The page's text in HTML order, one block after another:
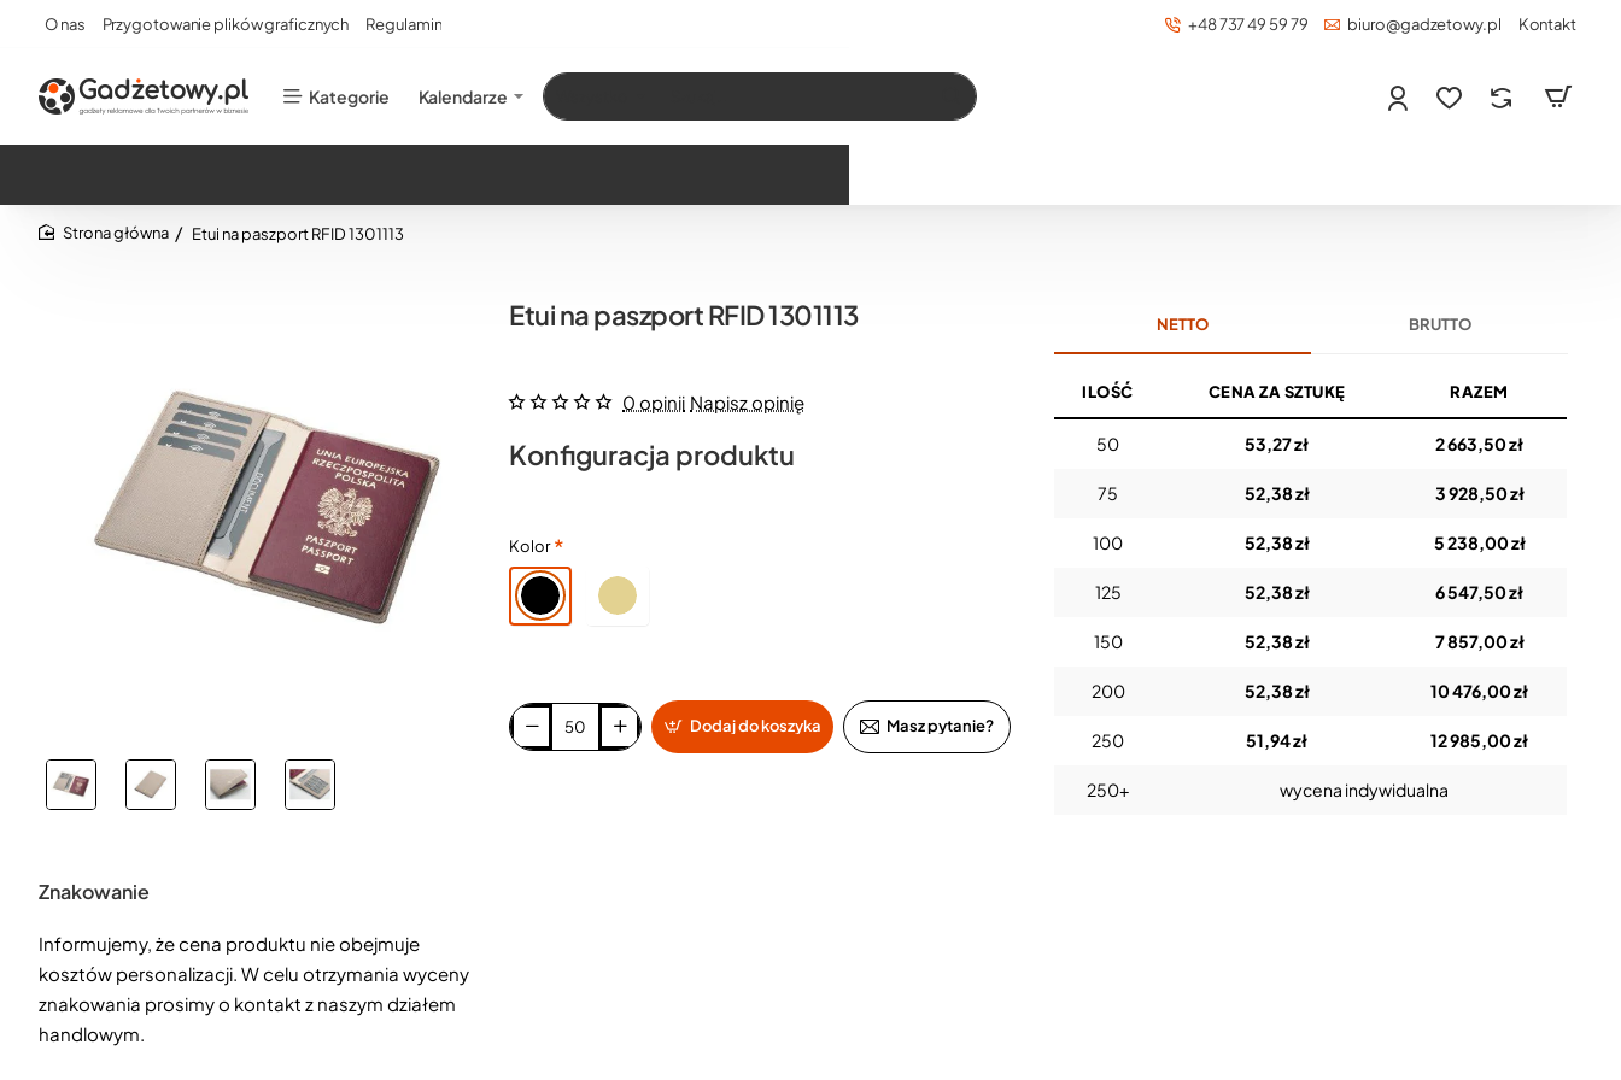
O nas Przygotowanie plików graficznych Regulamin +48 737 49 59 79 biuro@gadzetowy.pl Kontakt
Kategorie Kalendarze Szukaj…
Etui na paszport RFID 1301113
Znakowanie
Informujemy, że cena produktu nie obejmuje
kosztów personalizacji. W celu otrzymania wyceny
znakowania prosimy o kontakt z naszym działem
handlowym.
Etui na paszport RFID 1301113
0 opinii Napisz opinię
Konfiguracja produktu
Kolor
Dodaj do koszyka Masz pytanie?
NETTO BRUTTO
ILOŚĆ CENA ZA SZTUKĘ RAZEM
50 53,27 zł 2 663,50 zł
75 52,38 zł 3 928,50 zł
100 52,38 zł 5 238,00 zł
125 52,38 zł 6 547,50 zł
150 52,38 zł 7 857,00 zł
200 52,38 zł 10 476,00 zł
250 51,94 zł 12 985,00 zł
250+ wycena indywidualna